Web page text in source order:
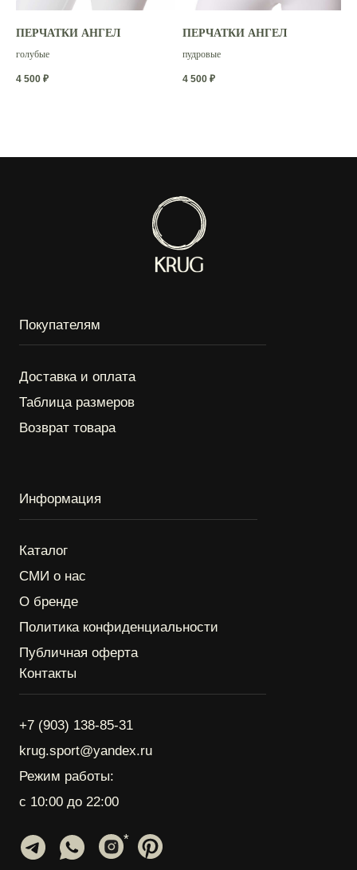
ПЕРЧАТКИ АНГЕЛ
голубые
4 500 ₽
ПЕРЧАТКИ АНГЕЛ
пудровые
4 500 ₽
Политика конфиденциальности
ИП Круговова Алёна Витальевна
ИНН: 572007297338
Контакты
*Instagram является продуктом компании Meta
Platforms Inc. признанной экстремистской